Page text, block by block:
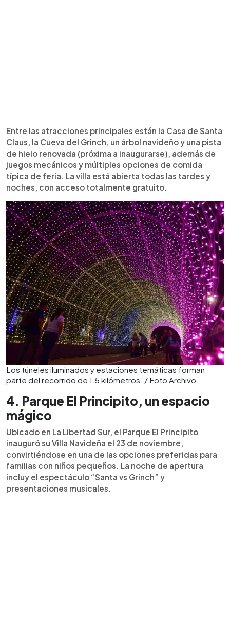
Entre las atracciones principales están la Casa de Santa
Claus, la Cueva del Grinch, un árbol navideño y una pista
de hielo renovada (próxima a inaugurarse), además de
juegos mecánicos y múltiples opciones de comida
típica de feria. La villa está abierta todas las tardes y
noches, con acceso totalmente gratuito.
Los túneles iluminados y estaciones temáticas forman
parte del recorrido de 1.5 kilómetros. / Foto Archivo
4. Parque El Principito, un espacio
mágico
Ubicado en La Libertad Sur, el Parque El Principito
inauguró su Villa Navideña el 23 de noviembre,
convirtiéndose en una de las opciones preferidas para
familias con niños pequeños. La noche de apertura
incluy el espectáculo “Santa vs Grinch” y
presentaciones musicales.